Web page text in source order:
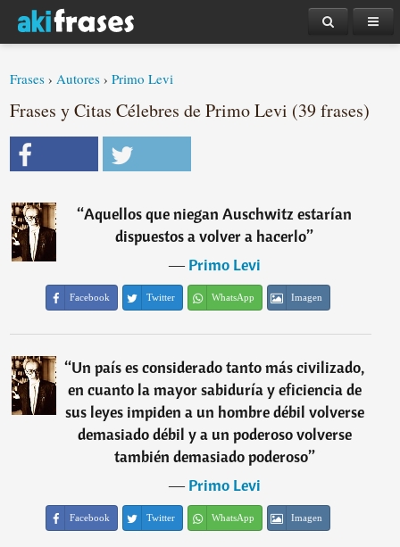
Frases ›Autores ›Primo Levi
Frases y Citas Célebres de Primo Levi (39 frases)
“Aquellos que niegan Auschwitz estarían
dispuestos a volver a hacerlo”
―Primo Levi
Facebook Twitter WhatsApp Imagen
“Un país es considerado tanto más civilizado,
en cuanto la mayor sabiduría y eficiencia de
sus leyes impiden a un hombre débil volverse
demasiado débil y a un poderoso volverse
también demasiado poderoso”
―Primo Levi
Facebook Twitter WhatsApp Imagen